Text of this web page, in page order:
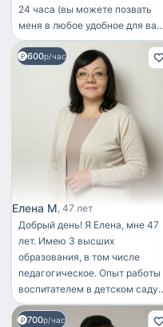
24 часа (вы можете позвать
меня в любое удобное для вас
время, либо с проживанием)
Желательно стабильно на 6
количества часов/время суток,
и пожеланий к обязанностям.
Все обсуждаемо. Моя
квалификация подтверждена
практикой. Мне доверяют
детей: помимо большой
анимации в отеле и работы
аниматором-воспитателем в
индивидуальное
сопровождение гостей) мой
опыт включает и
индивидуальные запросы от
гостей отеля, которые не
600р/час
Елена М 47 лет
Добрый день! Я Елена, мне 47
лет. Имею 3 высших
образования, в том числе
педагогическое. Опыт работы
воспитателем в детском саду
20 лет, 11 из них- с детками с
ОНР (логопедическая группа).
700р/час